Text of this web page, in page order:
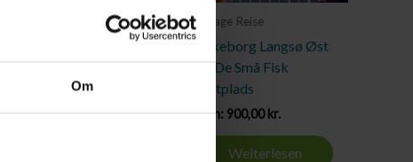
Om
Silkeborg Langsø Øst
zu De Små Fisk
Von:700,00kr.
3 Tage Reise
Silkeborg Langsø Øst
zu De Små Fisk
Teltplads
Von: 900,00kr.
Weiterlesen